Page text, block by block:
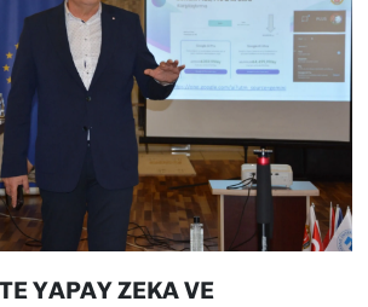
YAPAY ZEKA VE